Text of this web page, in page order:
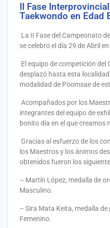
II Fase
Taekwondo en Edad
La II Fase del Campeonato
se celebró el día 29 de Abril
El equipo de competición del
desplazó hasta esta
modalidad de Poomsae de
Acompañados por los
integrantes del equipo de
bonito día en el que creamos
Gracias al esfuerzo de los
los Maestros y los ánimos
obtenidos fueron los
– Martín López, medalla de
Masculino.
– Sira Mata Keita, medalla
Femenino.